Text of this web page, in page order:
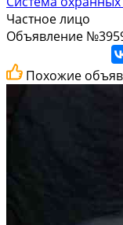
Частное лицо
Объявление
Похожие